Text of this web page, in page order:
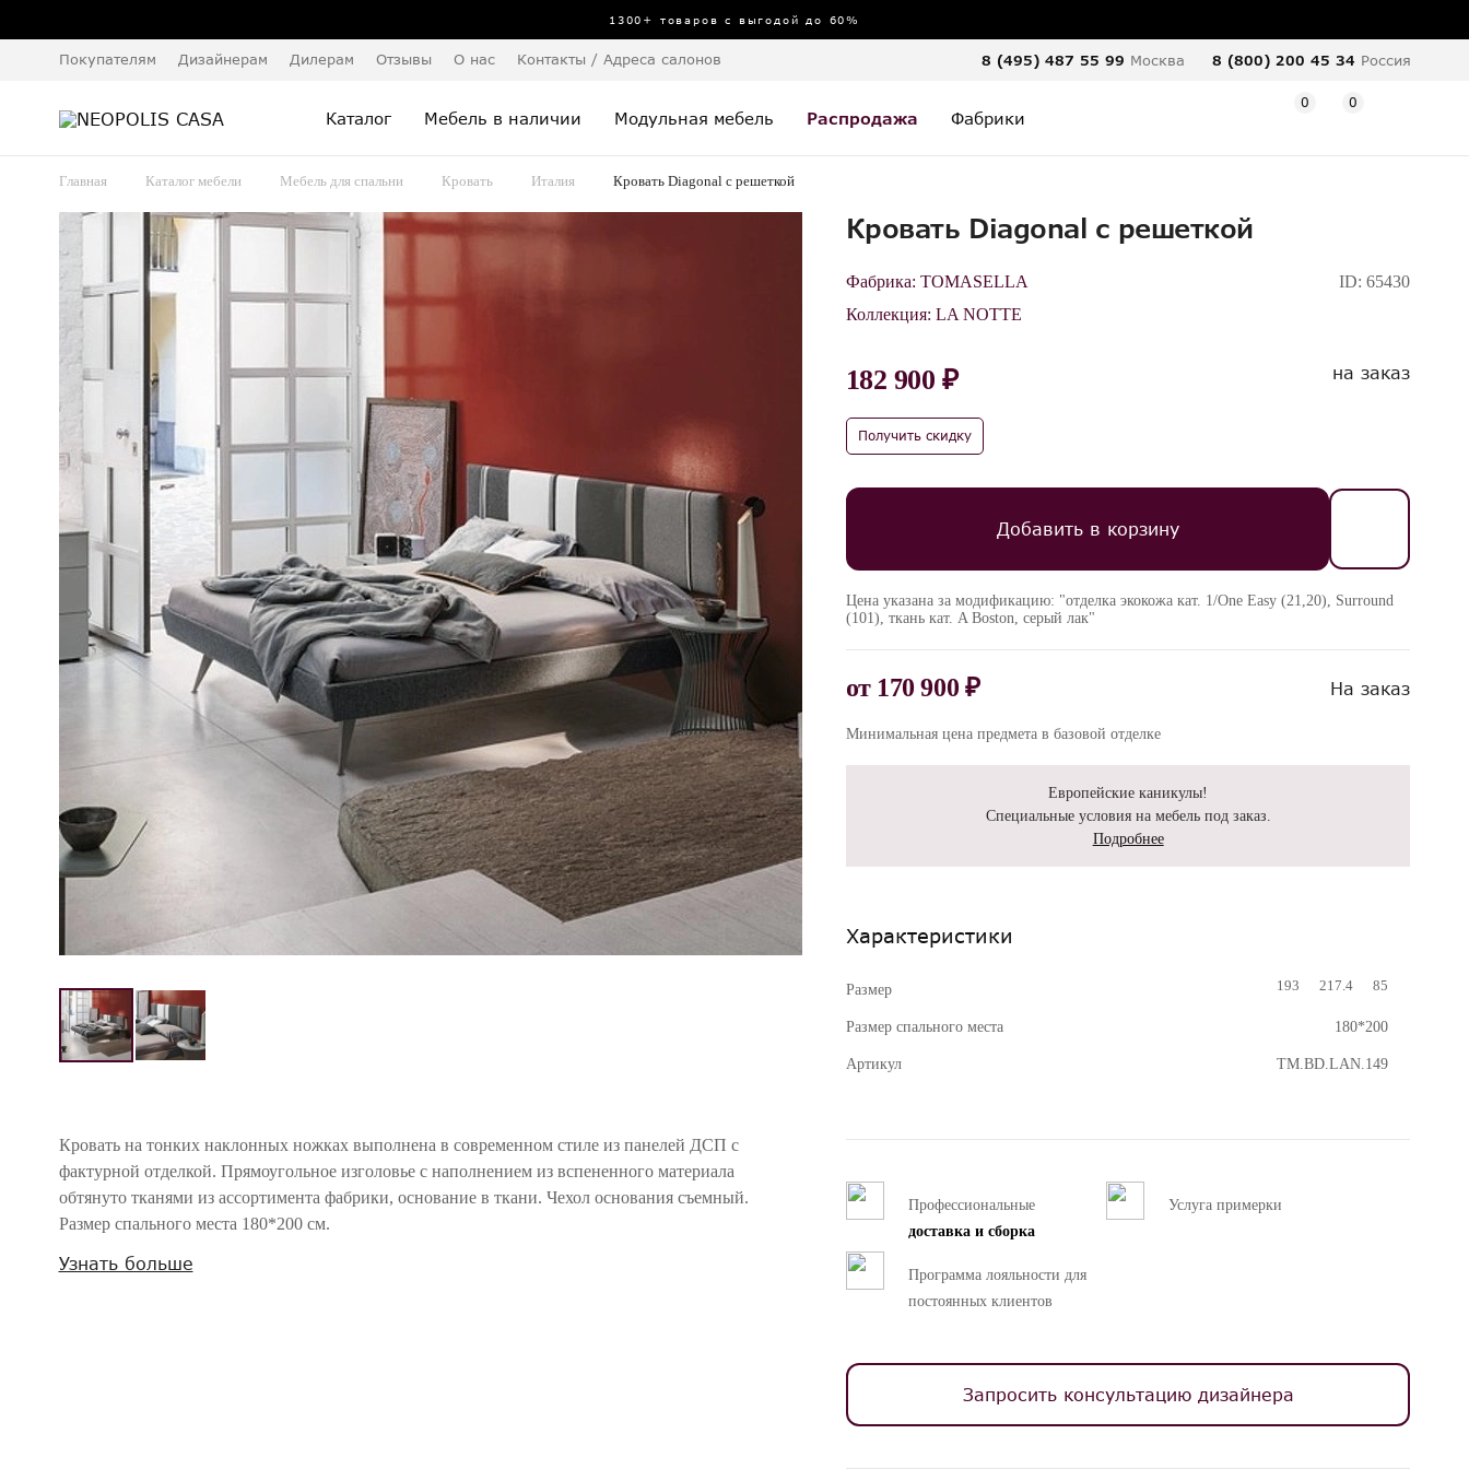
1300+ товаров с выгодой до 60%
Покупателям Дизайнерам Дилерам Отзывы О нас Контакты / Адреса салонов 8 (495) 487 55 99 Москва 8 (800) 200 45 34 Россия
Каталог Мебель в наличии Модульная мебель Распродажа Фабрики
0 0
Главная Каталог мебели Мебель для спальни Кровать Италия Кровать Diagonal с решеткой
Кровать на тонких наклонных ножках выполнена в современном стиле из панелей ДСП с
фактурной отделкой. Прямоугольное изголовье с наполнением из вспененного материала
обтянуто тканями из ассортимента фабрики, основание в ткани. Чехол основания съемный.
Размер спального места 180*200 см.
принадлежностей.
Узнать больше
Кровать Diagonal с решеткой
Фабрика: TOMASELLA
Коллекция: LA NOTTE
ID:65430
182 900 ₽
Получить скидку
на заказ
Добавить в корзину
Цена указана за модификацию: "отделка экокожа кат. 1/One Easy (21,20), Surround
(101), ткань кат. A Boston, серый лак"
от 170 900 ₽ На заказ
Минимальная цена предмета в базовой отделке
Европейские каникулы!
Специальные условия на мебель под заказ.
Подробнее
Характеристики
Размер 193 217.4 85
Размер спального места 180*200
Артикул TM.BD.LAN.149
Профессиональные
доставка и сборка
Услуга примерки
Программа лояльности для
постоянных клиентов
Запросить консультацию дизайнера